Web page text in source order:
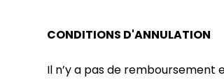
CONDITIONS D'ANNULATION
Il n’y a pas de remboursement